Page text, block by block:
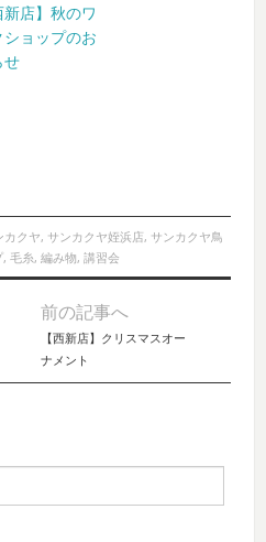
新店】秋のワ
ショップのお
せ
カクヤ, サンカクヤ姪浜店, サンカクヤ鳥
,毛糸,編み物,講習会
前の記事へ
【西新店】クリスマスオー
ナメント